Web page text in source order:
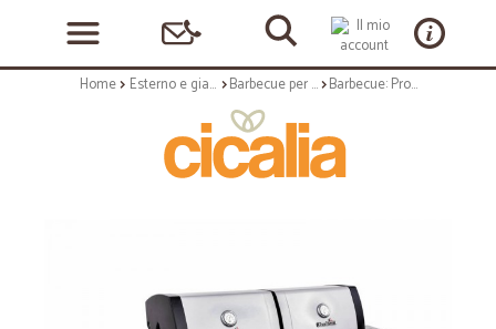
Home Esterno e giardino Barbecue per esterni Barbecue: Professional barbecue a gas 4600s